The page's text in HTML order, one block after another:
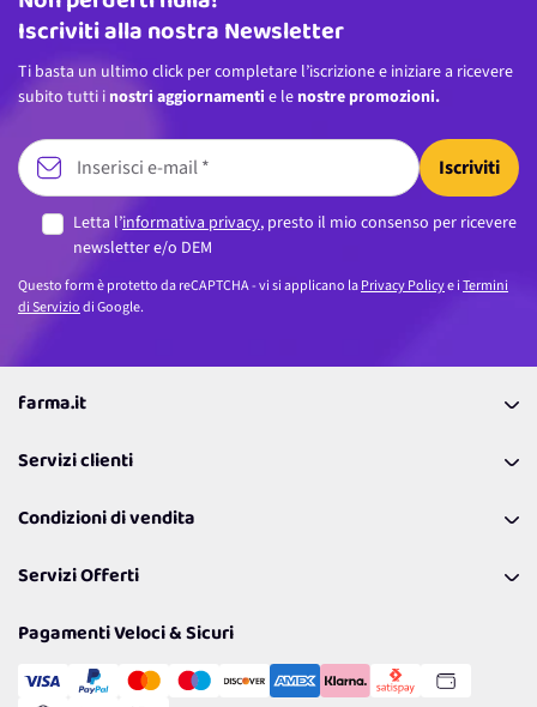
Iscriviti alla nostra Newsletter
Ti basta un ultimo click per completare l’iscrizione e iniziare a ricevere
subito tutti i nostri aggiornamenti e le nostre promozioni.
Iscriviti
Letta l’informativa privacy, presto il mio consenso per ricevere
newsletter e/o DEM
Questo form è protetto da reCAPTCHA - vi si applicano laPrivacy Policye iTermini
di Serviziodi Google.
farma.it
Coupon
Lavora con noi
Politiche per la parità di genere
Servizi clienti
Richiamami
Resi
Condizioni di vendita
Spedizioni
Cookie Policy
Gestisci Cookie
Servizi Offerti
Reso Facile e Veloce
Pagamenti Veloci & Sicuri